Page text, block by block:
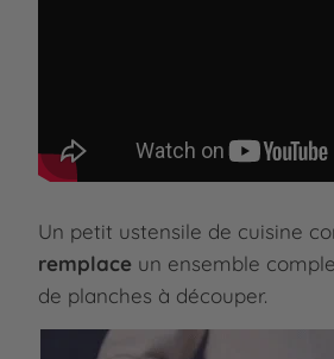
Un petit ustensile de cuisine
remplace un ensemble
de planches à découper.